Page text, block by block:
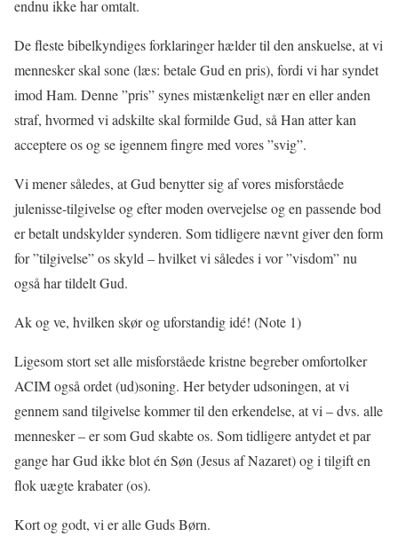
endnu ikke har omtalt.
De fleste bibelkyndiges forklaringer hælder til den anskuelse, at vi
mennesker skal sone (læs: betale Gud en pris), fordi vi har syndet
imod Ham. Denne ”pris” synes mistænkeligt nær en eller anden
straf, hvormed vi adskilte skal formilde Gud, så Han atter kan
acceptere os og se igennem fingre med vores ”svig”.
Vi mener således, at Gud benytter sig af vores misforståede
julenisse-tilgivelse og efter moden overvejelse og en passende bod
er betalt undskylder synderen. Som tidligere nævnt giver den form
for ”tilgivelse” os skyld – hvilket vi således i vor ”visdom” nu
også har tildelt Gud.
Ak og ve, hvilken skør og uforstandig idé! (Note 1)
Ligesom stort set alle misforståede kristne begreber omfortolker
ACIM også ordet (ud)soning. Her betyder udsoningen, at vi
gennem sand tilgivelse kommer til den erkendelse, at vi – dvs. alle
mennesker – er som Gud skabte os. Som tidligere antydet et par
gange har Gud ikke blot én Søn (Jesus af Nazaret) og i tilgift en
flok uægte krabater (os).
Kort og godt, vi er alle Guds Børn.